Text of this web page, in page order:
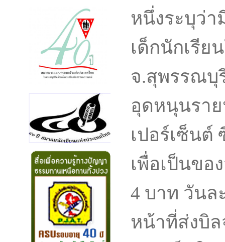
หนึ่งระบุว่า
เด็กนักเรีย
จ.สุพรรณบุ
อุดหนุนราย
เปอร์เซ็นต์
เพื่อเป็นขอ
4 บาท วันล
หน้าที่ส่งบิล